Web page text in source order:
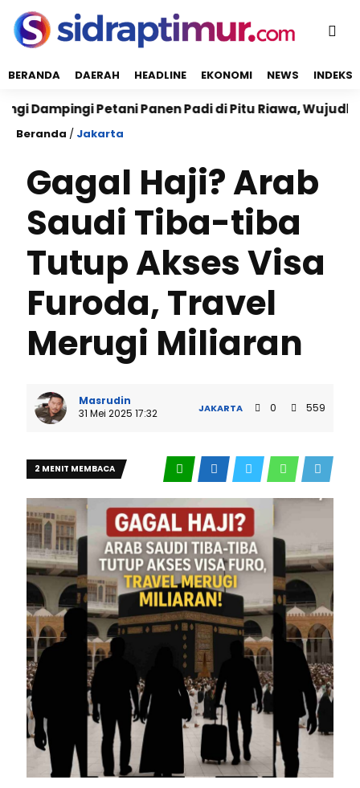
BERANDA DAERAH HEADLINE EKONOMI NEWS INDEKS
Petani Panen Padi di Pitu Riawa, Wujudkan
Beranda / Jakarta
Gagal Haji? Arab
Saudi Tiba-tiba
Tutup Akses Visa
Furoda, Travel
Merugi Miliaran
Masrudin
31 Mei 2025 17:32
JAKARTA 0 559
2 MENIT MEMBACA